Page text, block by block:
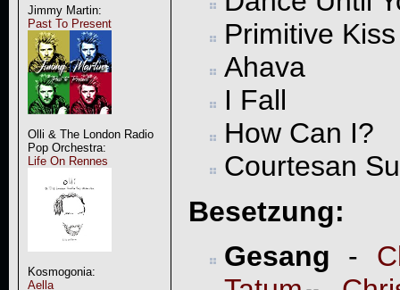
Jimmy Martin:
Past To Present
Olli & The London Radio
Pop Orchestra:
Life On Rennes
Kosmogonia:
Aella
Primitive Kiss
Ahava
I Fall
How Can I?
Courtesan
Besetzung:
Gesang -